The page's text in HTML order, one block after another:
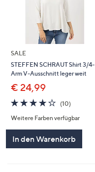
diese
anzuzeigen.
SALE
STEFFEN SCHRAUT Shirt 3/4-
Arm V-Ausschnitt leger weit
€ 24,99
3.7
von
5
(10)10
Weitere Farben verfügbar
In den Warenkorb